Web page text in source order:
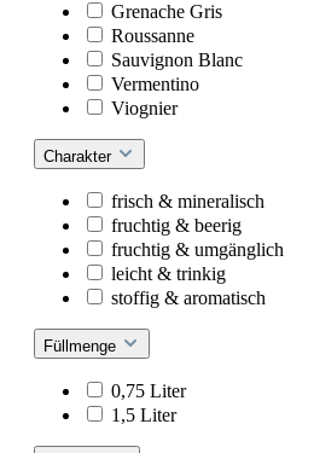
Grenache Gris
Roussanne
Sauvignon Blanc
Vermentino
Viognier
Charakter
frisch & mineralisch
fruchtig & beerig
fruchtig & umgänglich
leicht & trinkig
stoffig & aromatisch
Füllmenge
0,75 Liter
1,5 Liter